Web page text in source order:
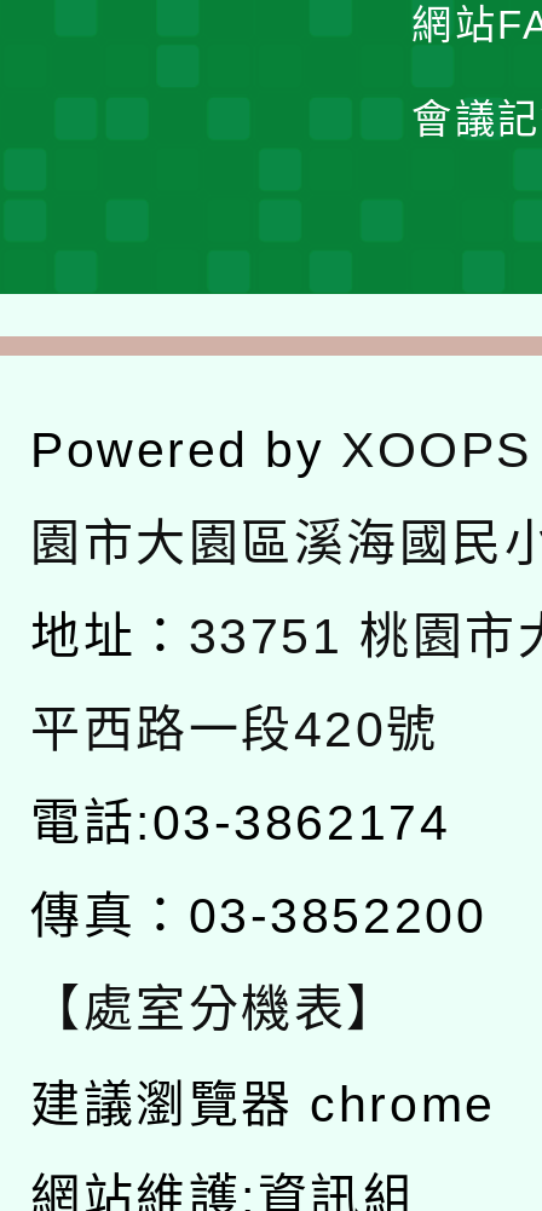
網站
會議
Powered by XOOPS
園市大園區溪海國民
地址： 33751 桃園市
平西路一段420號
電話:03-3862174
傳真：03-3852200
【處室分機表】
建議瀏覽器 chrome
網站維護:資訊組